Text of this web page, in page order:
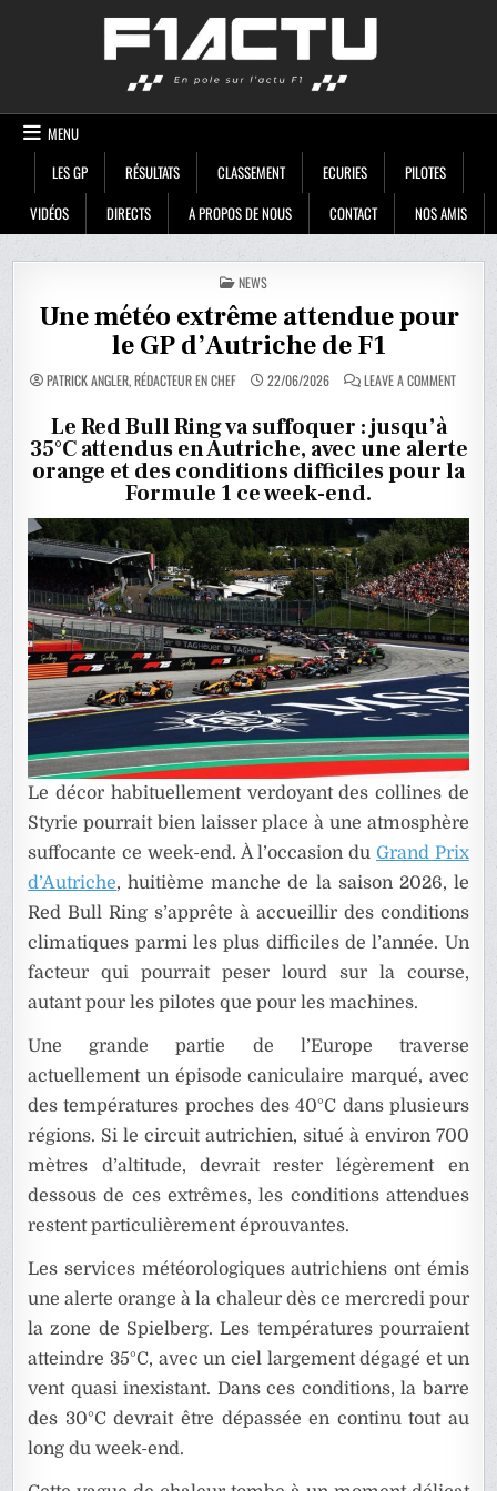
MENU
LES GP
RÉSULTATS CLASSEMENT ECURIES
PILOTES
VIDÉOS
DIRECTS A PROPOS DE NOUS CONTACT NOS AMIS
POSTED
IN
NEWS
Une météo extrême attendue pour
le GP d’Autriche de F1
PATRICK ANGLER, RÉDACTEUR EN CHEF 22/06/2026 LEAVE A COMMENTON
POUR
LE
GP
Le Red Bull Ring va suffoquer : jusqu’à
35°C attendus en Autriche, avec une alerte
orange et des conditions difficiles pour la
Formule 1 ce week-end.
Le décor habituellement verdoyant des collines de
Styrie pourrait bien laisser place à une atmosphère
suffocante ce week-end. À l’occasion du Grand Prix
d’Autriche, huitième manche de la saison 2026, le
Red Bull Ring s’apprête à accueillir des conditions
climatiques parmi les plus difficiles de l’année. Un
facteur qui pourrait peser lourd sur la course,
autant pour les pilotes que pour les machines.
Une grande partie de l’Europe traverse
actuellement un épisode caniculaire marqué, avec
des températures proches des 40°C dans plusieurs
régions. Si le circuit autrichien, situé à environ 700
mètres d’altitude, devrait rester légèrement en
dessous de ces extrêmes, les conditions attendues
restent particulièrement éprouvantes.
Les services météorologiques autrichiens ont émis
une alerte orange à la chaleur dès ce mercredi pour
la zone de Spielberg. Les températures pourraient
atteindre 35°C, avec un ciel largement dégagé et un
vent quasi inexistant. Dans ces conditions, la barre
des 30°C devrait être dépassée en continu tout au
long du week-end.